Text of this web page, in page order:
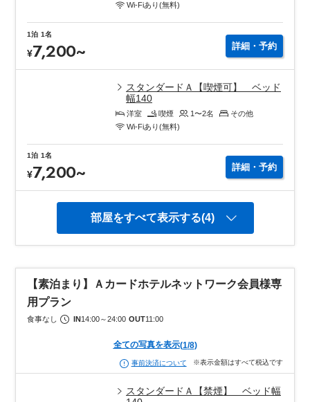
Wi-Fiあり(無料)
1泊 1名
¥7,200~ 詳細・予約
スタンダードＡ【喫煙可】 ベッド
幅140
洋室 喫煙 1〜2名
その他
Wi-Fiあり(無料)
1泊 1名
¥7,200~ 詳細・予約
部屋をすべて表示する(4)
【素泊まり】Ａカードホテルネットワーク会員様専
用プラン
食事なし IN14:00～24:00 OUT11:00
全ての写真を表示(1/8)
事前決済について ※表示金額はすべて税込です
スタンダードＡ【禁煙】 ベッド幅